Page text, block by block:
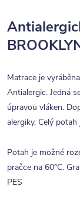
Matrace je
Antialergic. Jedná
úpravou vláken.
alergiky. Celý
Potah je možné
pračce na 60°C.
PES